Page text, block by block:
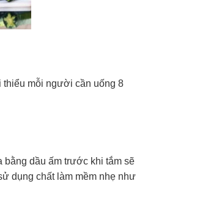
mỗi người cần uống 8
bằng dầu ấm trước khi tắm sẽ
dụng chất làm mềm nhẹ như